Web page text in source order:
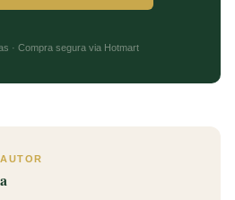
· Compra segura via Hotmart